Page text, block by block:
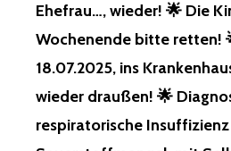
USSER
GER…!
IEF NA
IEF, VO
N DE
Ehefrau…, wieder! 🌟 Die
Wochenende bitte retten!
18.07.2025, ins
wieder draußen! 🌟
respiratorische